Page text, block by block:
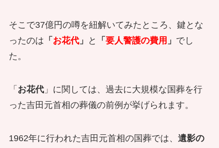
そこで37億円の噂を紐解いてみたところ、鍵とな
ったのは 「 お花代」 と 「 要人警護の費用 」 でし
た。
「 お花代」に関しては、過去に大規模な国葬を行
った吉田元首相の葬儀の前例が挙げられます。
1962年に行われた吉田元首相の国葬では、 遺影の